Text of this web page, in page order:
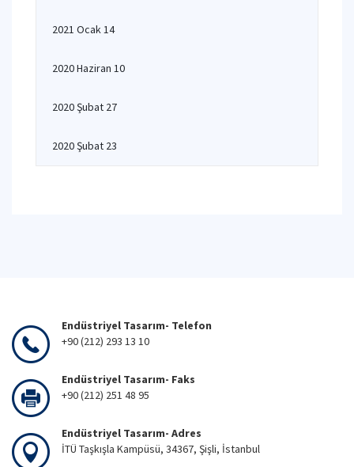
2021 Ocak 14
2020 Haziran 10
2020 Şubat 27
2020 Şubat 23
Endüstriyel Tasarım- Telefon
+90 (212) 293 13 10
Endüstriyel Tasarım- Faks
+90 (212) 251 48 95
Endüstriyel Tasarım- Adres
İTÜ Taşkışla Kampüsü, 34367, Şişli, İstanbul